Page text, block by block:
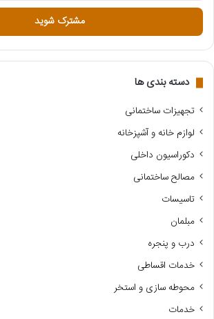
ر
ا
ی
م
ی
خ
د
ر
و
ا
د
ک
ی
د
دسته بندی ها
تجهیزات ساختمانی
لوازم خانه و آشپزخانه
دکوراسیون داخلی
مصالح ساختمانی
تاسیسات
مبلمان
درب و پنجره
خدمات اقساطی
محوطه سازی و استخر
خدمات